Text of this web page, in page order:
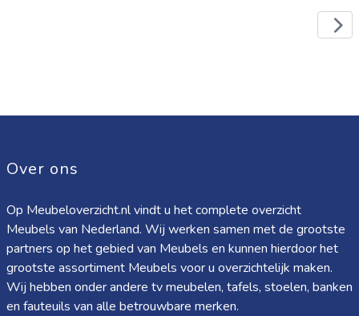
Over ons
Op Meubeloverzicht.nl vindt u het complete overzicht
Meubels van Nederland. Wij werken samen met de grootste
partners op het gebied van Meubels en kunnen hierdoor het
grootste assortiment Meubels voor u overzichtelijk maken.
Wij hebben onder andere tv meubelen, tafels, stoelen, banken
en fauteuils van alle betrouwbare merken.